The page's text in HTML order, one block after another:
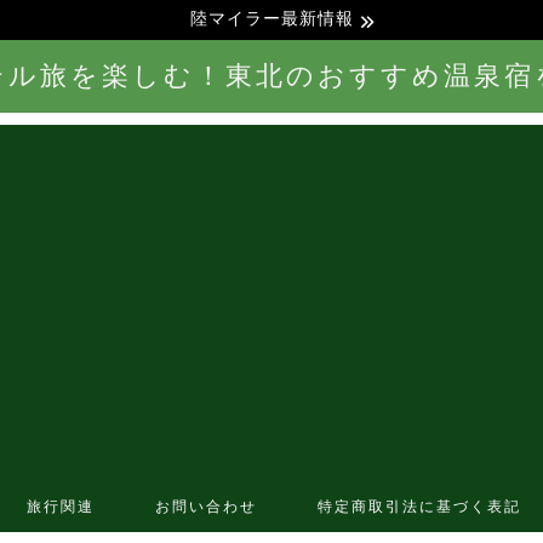
陸マイラー最新情報
ル旅を楽しむ！東北のおすすめ温泉宿
旅行関連 お問い合わせ 特定商取引法に基づく表記